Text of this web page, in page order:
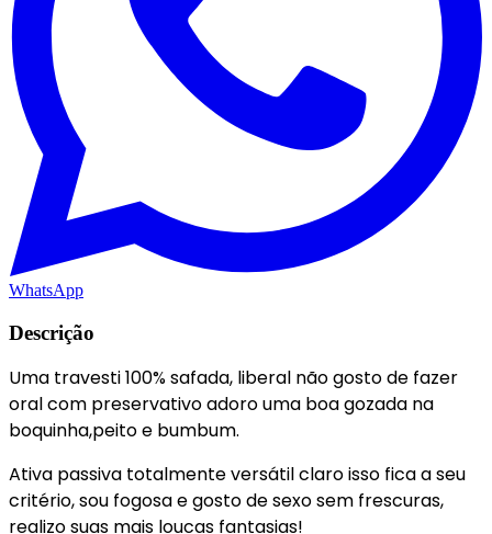
WhatsApp
Descrição
Uma travesti 100% safada, liberal não gosto de fazer
oral com preservativo adoro uma boa gozada na
boquinha,peito e bumbum.
Ativa passiva totalmente versátil claro isso fica a seu
critério, sou fogosa e gosto de sexo sem frescuras,
realizo suas mais loucas fantasias!